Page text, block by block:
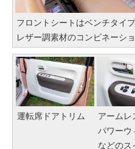
フロントシートはベンチタイ
レザー調素材のコンビネーシ
運転席ドアトリム
アームレ
パワーウ
などのス